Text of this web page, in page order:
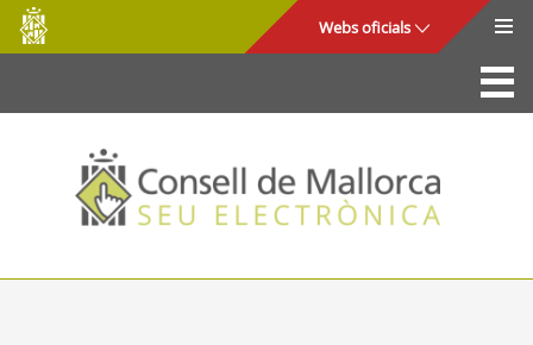
Salta al contingut principal
Consell
de
Mallorca
Webs oficials
La Seu
Consell de Mallorca
Accés i seguretat
Utilitats